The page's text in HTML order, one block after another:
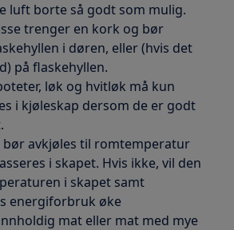
luft borte så godt som mulig.
trenger en kork og bør
i døren, eller (hvis det
på flaskehyllen.
løk og hvitløk må kun
i kjøleskap dersom de er godt
bør avkjøles til romtemperatur
i skapet. Hvis ikke, vil den
i skapet samt
energiforbruk øke
mat eller mat med mye